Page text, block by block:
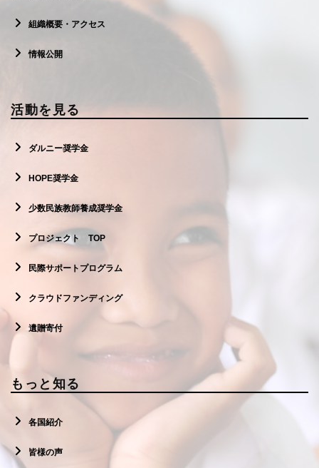
組織概要・アクセス
情報公開
活動を見る
ダルニー奨学金
HOPE奨学金
少数民族教師養成奨学金
プロジェクト TOP
民際サポートプログラム
クラウドファンディング
遺贈寄付
もっと知る
各国紹介
皆様の声